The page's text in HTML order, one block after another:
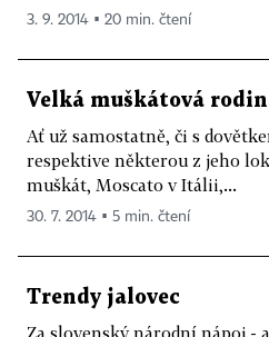
3. 9. 2014 ▪ 20 min. čtení
Velká muškátová
Ať už samostatně, či s
respektive některou z jeho
muškát, Moscato v Itálii,...
30. 7. 2014 ▪ 5 min. čtení
Trendy jalovec
Za slovenský národní nápoj -